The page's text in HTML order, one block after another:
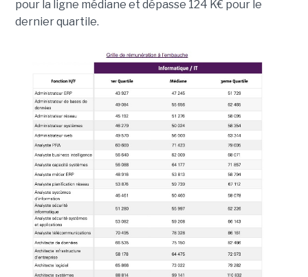
pour la ligne médiane et dépasse 124 K€ pour le
dernier quartile.